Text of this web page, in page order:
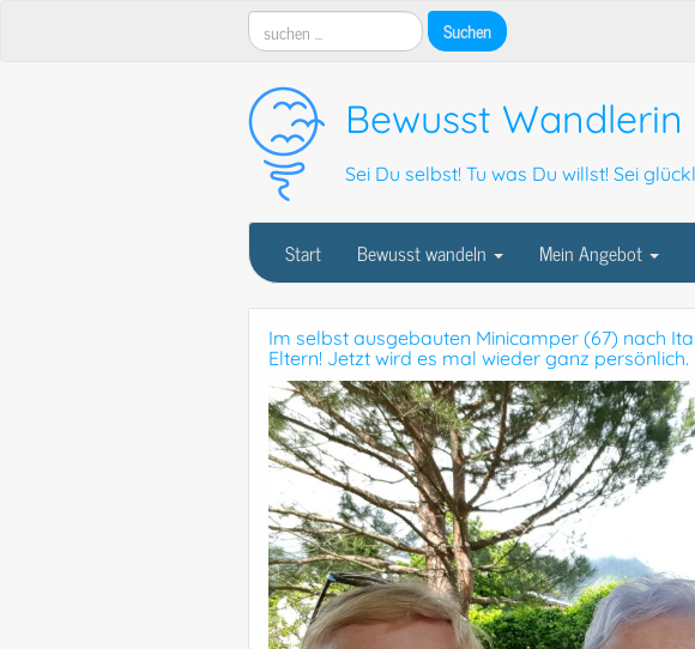
Bewusst Wandlerin
Sei Du selbst! Tu was Du willst! Sei
Start Bewusst wandeln Mein Angebot
Im selbst ausgebauten Minicamper (67) nach
Eltern! Jetzt wird es mal wieder ganz persönlich.